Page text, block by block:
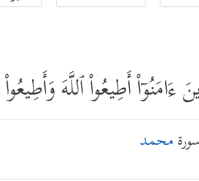
ءَامَنُوۤاْ أَطِیعُواْ ٱللَّهَ
محمد